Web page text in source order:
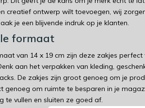
creatief ontwerp wilt toevoegen, wij
je een blijvende indruk op je klanten.
formaat
van 14 x 19 cm zijn deze zakjes
aan het verpakken van kleding,
De zakjes zijn groot genoeg om je
genoeg om ruimte te besparen in je
te vullen en sluiten ze goed af.